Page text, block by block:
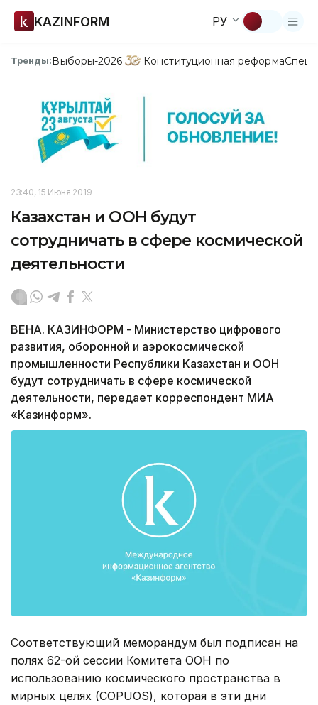
KAZINFORM РУ
Тренды:Выборы-2026 Конституционная реформа
23:40, 15 Июня 2019
Казахстан и ООН будут
сотрудничать в сфере космической
деятельности
ВЕНА. КАЗИНФОРМ - Министерство цифрового
развития, оборонной и аэрокосмической
промышленности Республики Казахстан и ООН
будут сотрудничать в сфере космической
деятельности, передает корреспондент МИА
«Казинформ».
Соответствующий меморандум был подписан на
полях 62-ой сессии Комитета ООН по
использованию космического пространства в
мирных целях (COPUOS), которая в эти дни